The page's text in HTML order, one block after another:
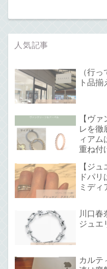
人気記事
（行
ト品揃
【ヴ
レを徹
ィアム
重ね付
【ジ
ドパ
ミディ
川口春
ジュエ
カルテ